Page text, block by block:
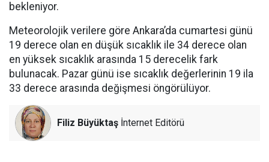
bekleniyor.
Meteorolojik verilere göre Ankara’da cumartesi günü
19 derece olan en düşük sıcaklık ile 34 derece olan
en yüksek sıcaklık arasında 15 derecelik fark
bulunacak. Pazar günü ise sıcaklık değerlerinin 19 ila
33 derece arasında değişmesi öngörülüyor.
Filiz Büyüktaş İnternet Editörü